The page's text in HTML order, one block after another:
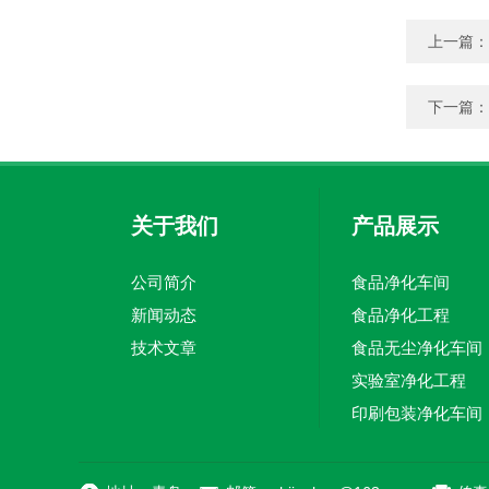
上一篇：
下一篇：
关于我们
公司简介
新闻动态
技术文章
产品展示
食品净化车间
食品净化工程
食品无尘净化车间
实验室净化工程
印刷包装净化车间